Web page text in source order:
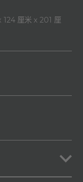
厘米 x 201 厘